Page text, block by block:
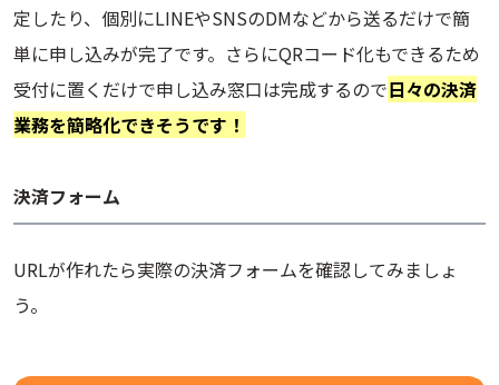
定したり、個別にLINEやSNSのDMなどから送るだけで簡
単に申し込みが完了です。さらにQRコード化もできるため
受付に置くだけで申し込み窓口は完成するので日々の決済
業務を簡略化できそうです！
決済フォーム
URLが作れたら実際の決済フォームを確認してみましょ
う。